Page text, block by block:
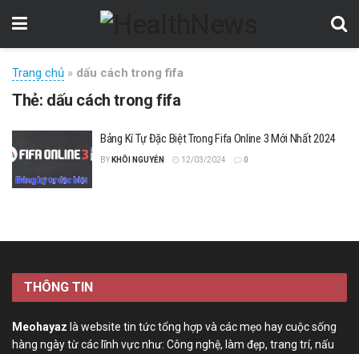
Trang chủ » dấu cách trong fifa
Thẻ: dấu cách trong fifa
Bảng Kí Tự Đặc Biệt Trong Fifa Online 3 Mới Nhất 2024
BY KHÔI NGUYỄN 12/03/2024 0
THÔNG TIN
Meohayaz là website tin tức tổng hợp và các mẹo hay cuộc sống
hàng ngày từ các lĩnh vực như: Công nghệ, làm đẹp, trang trí, nấu